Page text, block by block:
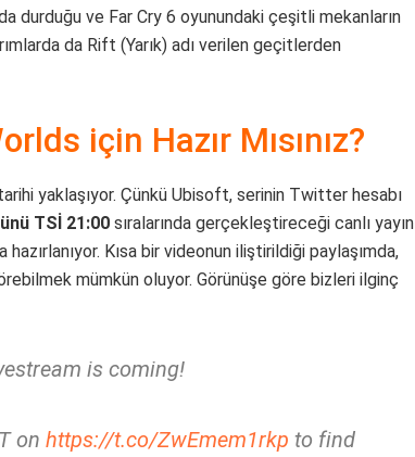
durduğu ve Far Cry 6 oyunundaki çeşitli mekanların
da Rift (Yarık) adı verilen geçitlerden
için Hazır Mısınız?
yaklaşıyor. Çünkü Ubisoft, serinin Twitter hesabı
TSİ 21:00 sıralarında gerçekleştireceği canlı yayın
Kısa bir videonun iliştirildiği paylaşımda,
mümkün oluyor. Görünüşe göre bizleri ilginç
is coming!
on https://t.co/ZwEmem1rkp to find